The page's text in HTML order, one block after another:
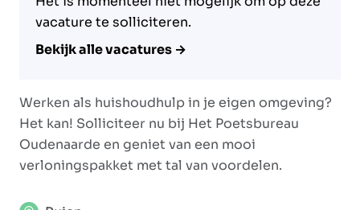
Glowi Glowi Jobs Het Poetsbureau
NL
vacature te solliciteren.
Bekijk alle vacatures →
Werken als huishoudhulp in je eigen omgeving?
Het kan! Solliciteer nu bij Het Poetsbureau
Oudenaarde en geniet van een mooi
verloningspakket met tal van voordelen.